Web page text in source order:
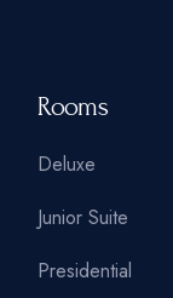
Rooms
Deluxe
Junior Suite
Presidential